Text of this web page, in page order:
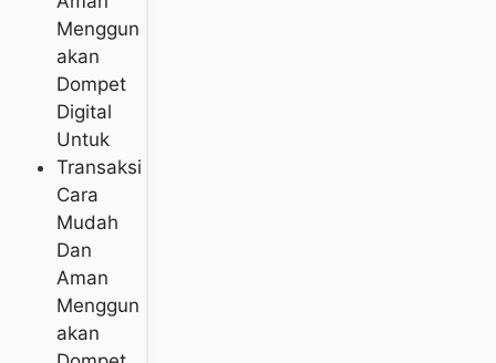
Cara
Mudah
Dan
Aman
Menggun
Akan